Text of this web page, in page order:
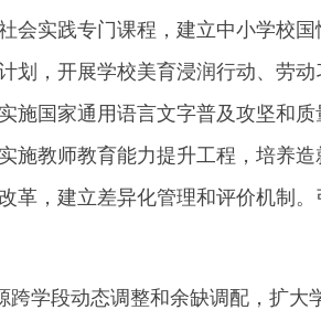
会实践专门课程，建立中小学校
划，开展学校美育浸润行动、劳动
施国家通用语言文字普及攻坚和
教师教育能力提升工程，培养造
革，建立差异化管理和评价机制
学段动态调整和余缺调配，扩大